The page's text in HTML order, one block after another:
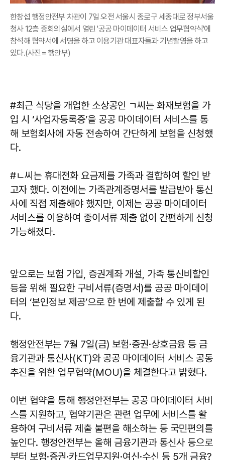
한창섭 행정안전부 차관이 7일 오전 서울시 종로구 세종대로 정부서울
청사 12층 중회의실에서 열린 '공공 마이데이터 서비스 업무협약식'에
참석해 협약서에 서명을 하고 이용기관 대표자들과 기념촬영을 하고
있다.(사진= 행안부)
#최근 식당을 개업한 소상공인 ㄱ씨는 화재보험을 가
입 시 ‘사업자등록증’을 공공 마이데이터 서비스를 통
해 보험회사에 자동 전송하여 간단하게 보험을 신청했
다.
#ㄴ씨는 휴대전화 요금제를 가족과 결합하여 할인 받
고자 했다. 이전에는 가족관계증명서를 발급받아 통신
사에 직접 제출해야 했지만, 이제는 공공 마이데이터
서비스를 이용하여 종이서류 제출 없이 간편하게 신청
가능해졌다.
앞으로는 보험 가입, 증권계좌 개설, 가족 통신비할인
등을 위해 필요한 구비서류(증명서)를 공공 마이데이
터의 ‘본인정보 제공’으로 한 번에 제출할 수 있게 된
다.
행정안전부는 7월 7일(금) 보험·증권·상호금융 등 금
융기관과 통신사(KT)와 공공 마이데이터 서비스 공동
추진을 위한 업무협약(MOU)을 체결한다고 밝혔다.
이번 협약을 통해 행정안전부는 공공 마이데이터 서비
스를 지원하고, 협약기관은 관련 업무에 서비스를 활
용하여 구비서류 제출 불편을 해소하는 등 국민편의를
높인다. 행정안전부는 올해 금융기관과 통신사 등으로
부터 보험·증권·카드업무지원·여신·수신 등 5개 금융?